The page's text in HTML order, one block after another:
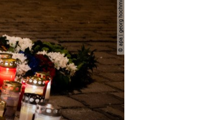
© apa | georg hochmuth